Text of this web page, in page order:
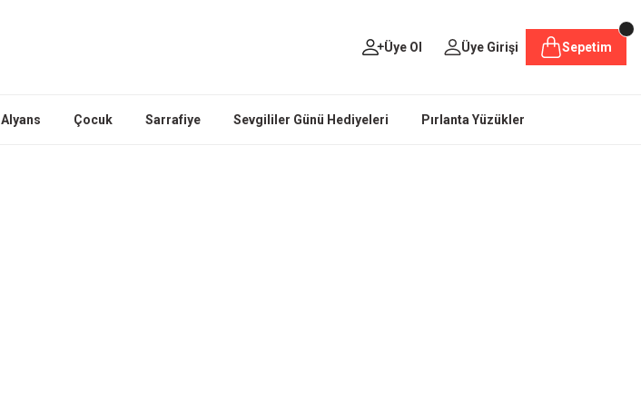
Üye Ol Üye Girişi Sepetim
Alyans Çocuk Sarrafiye Sevgililer Günü Hediyeleri Pırlanta Yüzükler